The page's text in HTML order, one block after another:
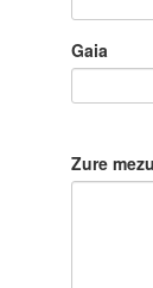
Gaia
Zure